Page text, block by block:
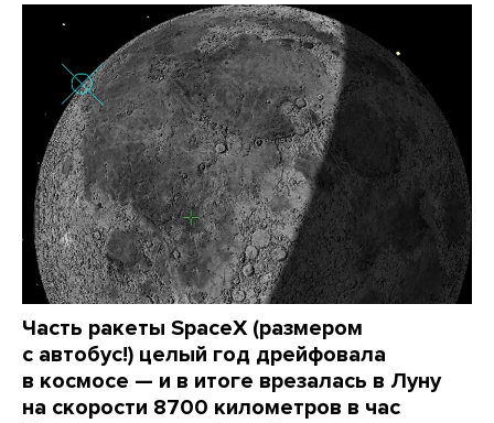
Часть ракеты SpaceX (размером
с автобус!) целый год дрейфовала
в космосе — и в итоге врезалась в Луну
на скорости 8700 километров в час